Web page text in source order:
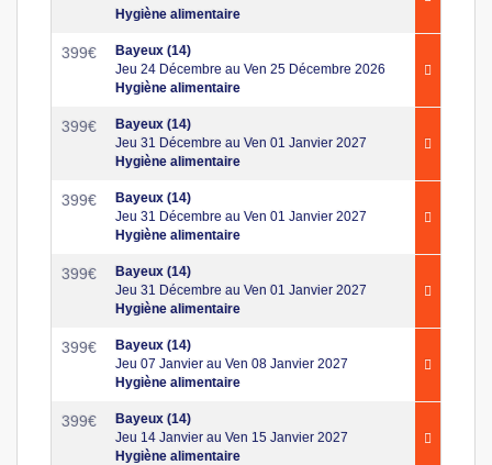
Hygiène alimentaire
399€
Bayeux (14)
Jeu 24 Décembre au Ven 25 Décembre 2026
Hygiène alimentaire
399€
Bayeux (14)
Jeu 31 Décembre au Ven 01 Janvier 2027
Hygiène alimentaire
399€
Bayeux (14)
Jeu 31 Décembre au Ven 01 Janvier 2027
Hygiène alimentaire
399€
Bayeux (14)
Jeu 31 Décembre au Ven 01 Janvier 2027
Hygiène alimentaire
399€
Bayeux (14)
Jeu 07 Janvier au Ven 08 Janvier 2027
Hygiène alimentaire
399€
Bayeux (14)
Jeu 14 Janvier au Ven 15 Janvier 2027
Hygiène alimentaire